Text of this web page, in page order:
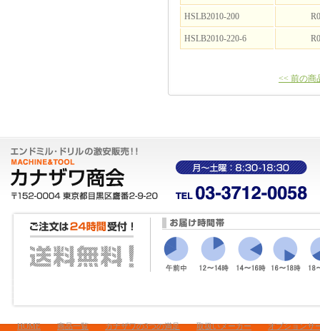
HSLB2010-200
HSLB2010-220-6
<< 前の商
HOME 商品一覧 カナザワの3つの満足 取扱いメーカー オプションサ